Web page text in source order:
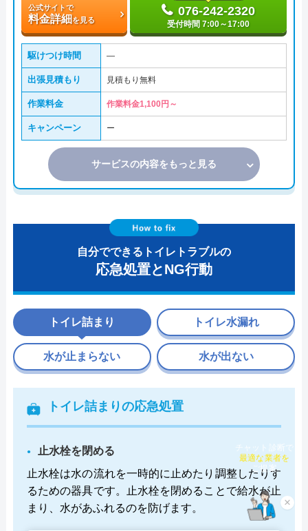
公式サイトで
料金詳細を見る
076-242-2320
受付時間 7:00～17:00
駆けつけ時間 ―
出張見積もり 見積もり無料
作業料金 作業料金1,100円～
キャンペーン ー
サービスの内容をもっと見る
自分でできるトイレトラブルの
応急処置とNG行動
トイレ詰まり
トイレ詰まりの応急処置
止水栓を閉める
止水栓は水の流れを一時的に止めたり調整したりす
るための器具です。止水栓を閉めることで給水が止
まり、水があふれるのを防げます。
トイレ水漏れ
水が止まらない 水が出ない
×
チャット診断で
最適な業者を
ご提案